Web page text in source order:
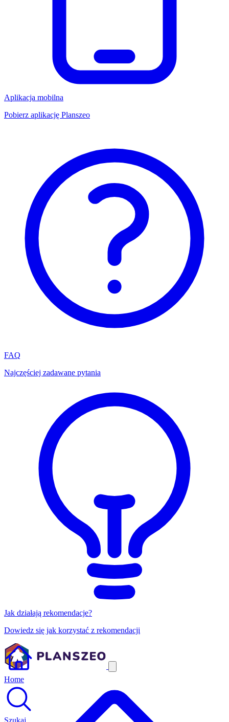
Aplikacja mobilna
Pobierz aplikację Planszeo
FAQ
Najczęściej zadawane pytania
Jak działają rekomendacje?
Dowiedz się jak korzystać z rekomendacji
Home
Szukaj